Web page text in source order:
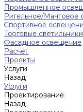
Промышленное
Ригельное/Мачтовое
Спортивное
Торговые светильники
Фасадное освещение
Расчет
Проекты
Услуги
Назад
Услуги
Проектирование
Назад